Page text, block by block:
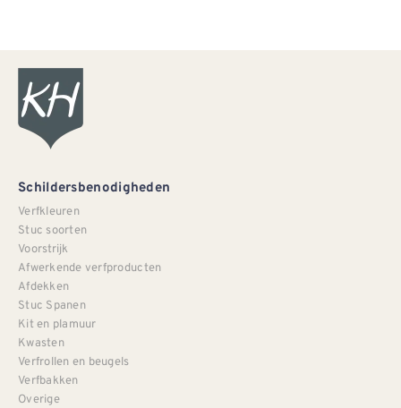
Schildersbenodigheden
Verfkleuren
Stuc soorten
Voorstrijk
Afwerkende verfproducten
Afdekken
Stuc Spanen
Kit en plamuur
Kwasten
Verfrollen en beugels
Verfbakken
Overige